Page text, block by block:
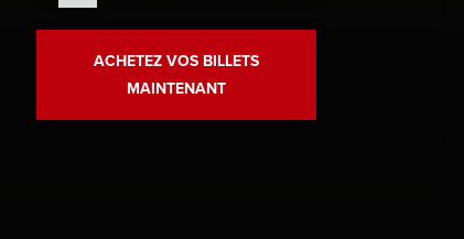
ACHETEZ VOS BILLETS
MAINTENANT